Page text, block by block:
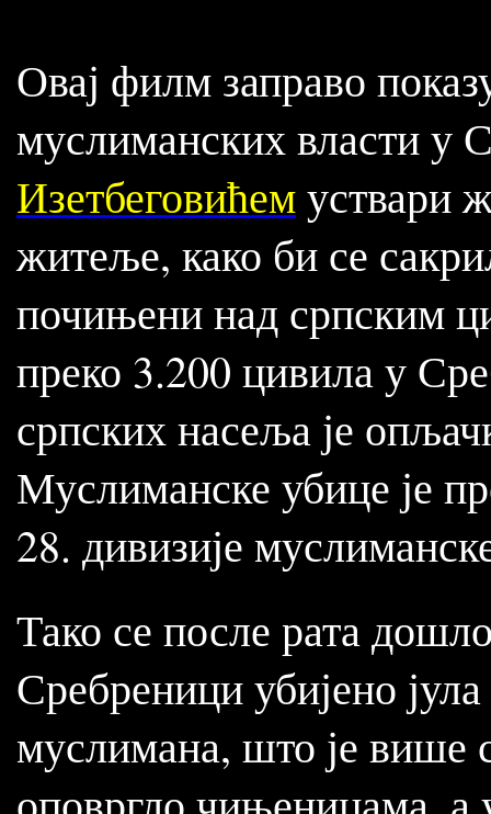
Овај филм заправо
муслиманских власти у
Изетбеговићемуствари
житеље, како би се
почињени над српским
преко 3.200 цивила у
српских насеља је
Муслиманске убице је
28. дивизије
Тако се после рата
Сребреници убијено
муслимана, што је више